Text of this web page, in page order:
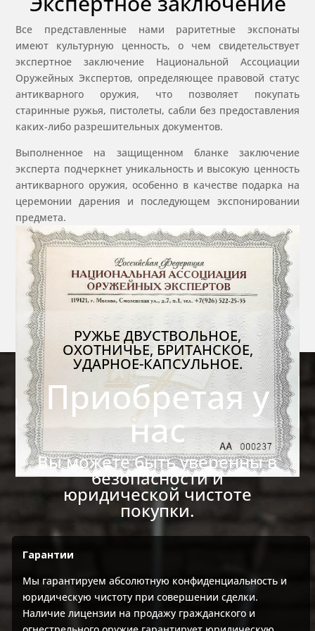
Все представленные нами раритетные экспонаты
имеют культурную ценность, о чем свидетельствует
экспертное заключение Национальной Ассоциации
Оружейных Экспертов, определяющее правовой статус
антикварного оружия, что позволяет покупать
старинные ружья, пистолеты, сабли без предоставления
каких-либо разрешительных документов.
Выполненное на защищенном бланке заключение
эксперта подчеркнет уникальность и высокую ценность
антикварного оружия, особенно в качестве подарка на
церемонии дарения и последующем экспонировании
предмета.
РУЖЬЕ ДВУСТВОЛЬНОЕ,
ОХОТНИЧЬЕ, БРИТАНСКОЕ,
УДАРНОЕ-КАПСУЛЬНОЕ.
Приобретая у
нас
Вы можете быть уверенны в
безопасности и
юридической чистоте
покупки.
Гарантии
Мы гарантируем абсолютную конфиденциальность и
юридическую чистоту при совершении сделки.
Наличие лицензии на продажу гражданского и